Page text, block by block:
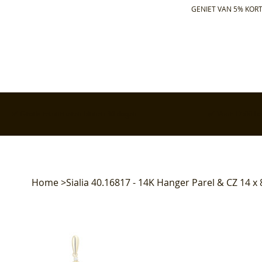
GENIET VAN 5%
Home>Sialia 40.16817 - 14K Hanger Parel & CZ 14 x